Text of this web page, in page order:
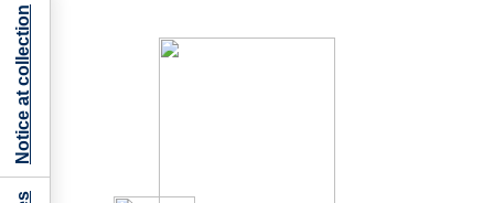
Notice at collection